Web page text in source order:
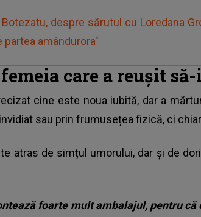
despre sărutul cu Loredana
amândurora"
care a reușit
cine este noua iubită, dar a
sau prin frumusețea fizică, ci
atras de simțul umorului, dar și de
foarte mult ambalajul, pentru